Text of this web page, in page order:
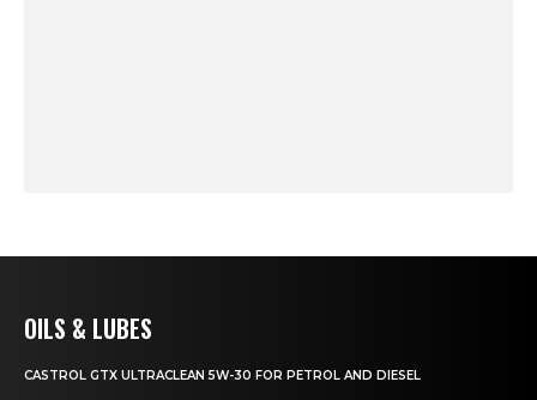
OILS & LUBES
CASTROL GTX ULTRACLEAN 5W-30 FOR PETROL AND DIESEL